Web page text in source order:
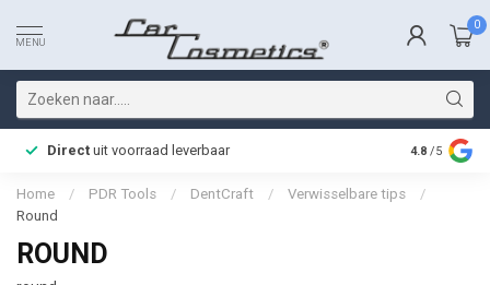
MENU
0
Direct uit voorraad leverbaar Snelle
4.8 /5
Home / PDR Tools / DentCraft / Verwisselbare tips
/
Round
ROUND